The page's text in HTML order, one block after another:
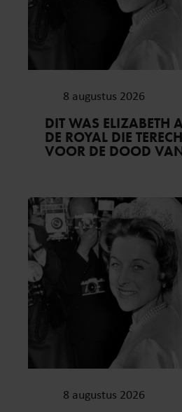
8 augustus 2026
DIT WAS ELIZABETH
DE ROYAL DIE
VOOR DE DOOD
8 augustus 2026